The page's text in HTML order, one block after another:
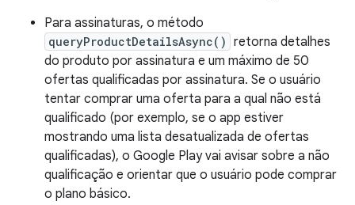
Para assinaturas, o método
queryProductDetailsAsync() retorna detalhes
do produto por assinatura e um máximo de 50
ofertas qualificadas por assinatura. Se o usuário
tentar comprar uma oferta para a qual não está
qualificado (por exemplo, se o app estiver
mostrando uma lista desatualizada de ofertas
qualificadas), o Google Play vai avisar sobre a não
qualificação e orientar que o usuário pode comprar
o plano básico.